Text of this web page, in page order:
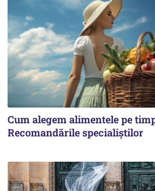
Cum alegem alimentele pe
Recomandările specialiștilor